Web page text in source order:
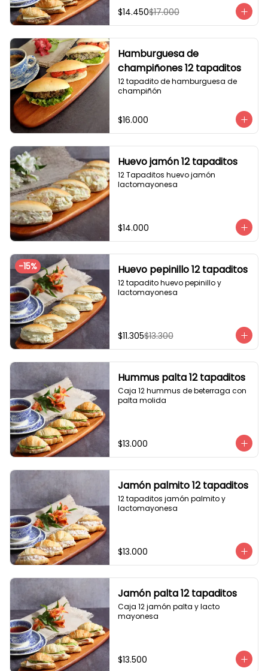
$14.450$17.000
Hamburguesa de
champiñones 12 tapaditos
12 tapadito de hamburguesa de
champiñón
$16.000
Huevo jamón 12 tapaditos
12 Tapaditos huevo jamón
lactomayonesa
$14.000
-15% Huevo pepinillo 12 tapaditos
12 tapadito huevo pepinillo y
lactomayonesa
$11.305$13.300
Hummus palta 12 tapaditos
Caja 12 hummus de beterraga con
palta molida
$13.000
Jamón palmito 12 tapaditos
12 tapaditos jamón palmito y
lactomayonesa
$13.000
Jamón palta 12 tapaditos
Caja 12 jamón palta y lacto
mayonesa
$13.500